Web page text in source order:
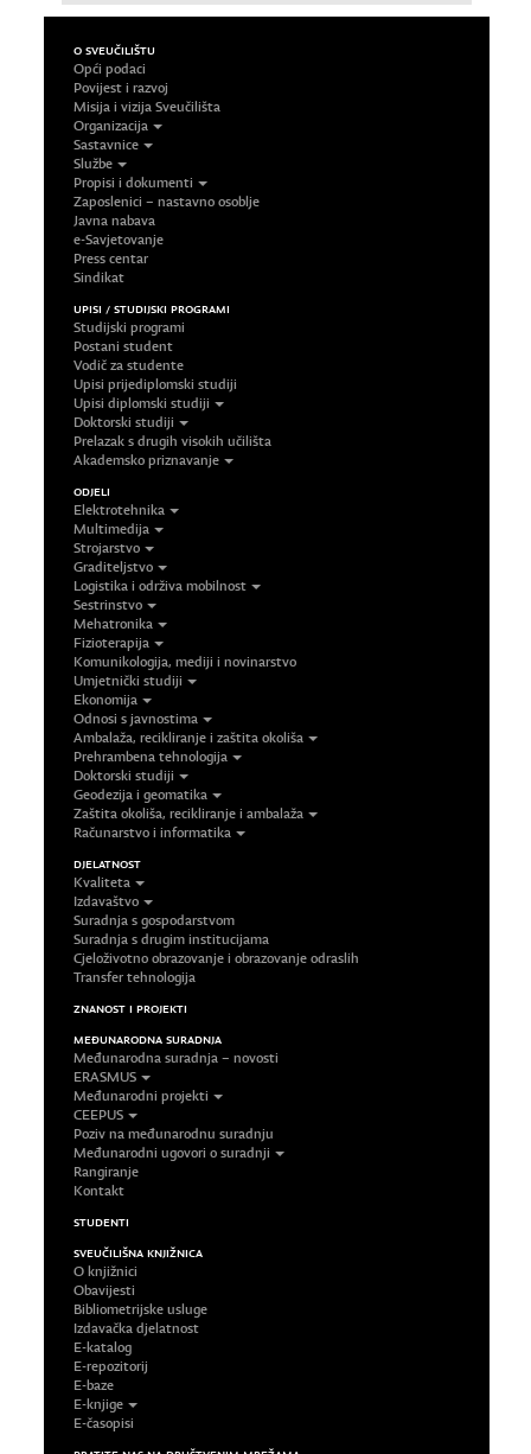
O SVEUČILIŠTU
Opći podaci
Povijest i razvoj
Misija i vizija Sveučilišta
Organizacija
Sastavnice
Službe
Propisi i dokumenti
Zaposlenici – nastavno osoblje
Javna nabava
e-Savjetovanje
Press centar
Sindikat
UPISI / STUDIJSKI PROGRAMI
Studijski programi
Postani student
Vodič za studente
Upisi prijediplomski studiji
Upisi diplomski studiji
Doktorski studiji
Prelazak s drugih visokih učilišta
Akademsko priznavanje
ODJELI
Elektrotehnika
Multimedija
Strojarstvo
Graditeljstvo
Logistika i održiva mobilnost
Sestrinstvo
Mehatronika
Fizioterapija
Komunikologija, mediji i novinarstvo
Umjetnički studiji
Ekonomija
Odnosi s javnostima
Ambalaža, recikliranje i zaštita okoliša
Prehrambena tehnologija
Doktorski studiji
Geodezija i geomatika
Zaštita okoliša, recikliranje i ambalaža
Računarstvo i informatika
DJELATNOST
Kvaliteta
Izdavaštvo
Suradnja s gospodarstvom
Suradnja s drugim institucijama
Cjeloživotno obrazovanje i obrazovanje odraslih
Transfer tehnologija
ZNANOST I PROJEKTI
MEĐUNARODNA SURADNJA
Međunarodna suradnja – novosti
ERASMUS
Međunarodni projekti
CEEPUS
Poziv na međunarodnu suradnju
Međunarodni ugovori o suradnji
Rangiranje
Kontakt
STUDENTI
SVEUČILIŠNA KNJIŽNICA
O knjižnici
Obavijesti
Bibliometrijske usluge
Izdavačka djelatnost
E-katalog
E-repozitorij
E-baze
E-knjige
E-časopisi